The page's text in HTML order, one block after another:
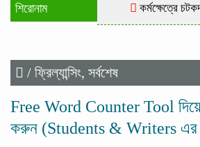
শিরোনাম কর্মক্ষেত্রে
/ ফ্রিল্যান্সিং, সর্বশেষ
Free Word Counter Tool দিয়ে
করুন (Students & Writers এর